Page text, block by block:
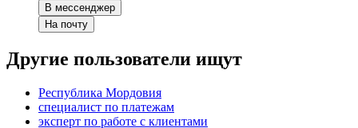
В мессенджер
На почту
Другие пользователи ищут
Республика Мордовия
специалист по платежам
эксперт по работе с клиентами